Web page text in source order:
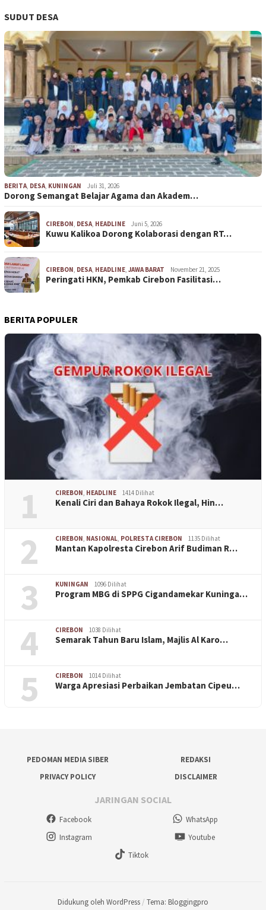
SUDUT DESA
BERITA, DESA, KUNINGAN Juli 31, 2026
Dorong Semangat Belajar Agama dan Akadem…
CIREBON, DESA, HEADLINE Juni 5, 2026
Kuwu Kalikoa Dorong Kolaborasi dengan RT…
CIREBON, DESA, HEADLINE, JAWA BARAT November 21, 2025
Peringati HKN, Pemkab Cirebon Fasilitasi…
BERITA POPULER
1 CIREBON, HEADLINE 1414 Dilihat
Kenali Ciri dan Bahaya Rokok Ilegal, Hin…
2 CIREBON, NASIONAL, POLRESTA CIREBON 1135 Dilihat
Mantan Kapolresta Cirebon Arif Budiman R…
3 KUNINGAN 1096 Dilihat
Program MBG di SPPG Cigandamekar Kuninga…
4 CIREBON 1038 Dilihat
Semarak Tahun Baru Islam, Majlis Al Karo…
5 CIREBON 1014 Dilihat
Warga Apresiasi Perbaikan Jembatan Cipeu…
PEDOMAN MEDIA SIBER
REDAKSI
PRIVACY POLICY
DISCLAIMER
JARINGAN SOCIAL
Facebook
WhatsApp
Instagram
Youtube
Tiktok
Didukung oleh WordPress / Tema: Bloggingpro